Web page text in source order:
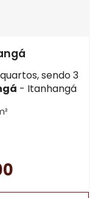
sendo 3
- Itanhangá